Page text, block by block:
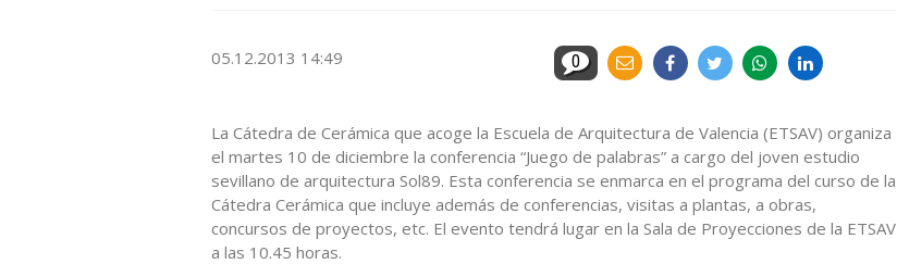
05.12.2013 14:49 0
La Cátedra de Cerámica que acoge la Escuela de Arquitectura de Valencia (ETSAV) organiza
el martes 10 de diciembre la conferencia “Juego de palabras” a cargo del joven estudio
sevillano de arquitectura Sol89. Esta conferencia se enmarca en el programa del curso de la
Cátedra Cerámica que incluye además de conferencias, visitas a plantas, a obras,
concursos de proyectos, etc. El evento tendrá lugar en la Sala de Proyecciones de la ETSAV
a las 10.45 horas.